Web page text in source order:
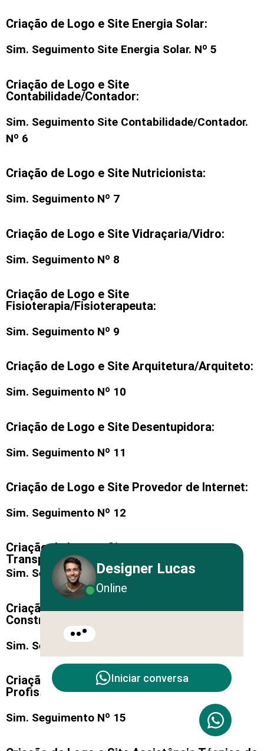
Criação de Logo e Site Energia Solar:
Sim. Seguimento Site Energia Solar. Nº 5
Criação de Logo e Site
Contabilidade/Contador:
Sim. Seguimento Site Contabilidade/Contador.
Nº 6
Criação de Logo e Site Nutricionista:
Sim. Seguimento Nº 7
Criação de Logo e Site Vidraçaria/Vidro:
Sim. Seguimento Nº 8
Criação de Logo e Site
Fisioterapia/Fisioterapeuta:
Sim. Seguimento Nº 9
Criação de Logo e Site Arquitetura/Arquiteto:
Sim. Seguimento Nº 10
Criação de Logo e Site Desentupidora:
Sim. Seguimento Nº 11
Criação de Logo e Site Provedor de Internet:
Sim. Seguimento Nº 12
Criação de Logo e Site
Transportadora/Transportes:
Sim. Seguimento Nº 13
Criação de Logo e Site
Construtora/Construção Civil:
Sim. Seguimento Nº 14
Criação de Logo e Site Consultoria
Profissional:
Sim. Seguimento Nº 15
Designer Lucas
Online
Iniciar conversa